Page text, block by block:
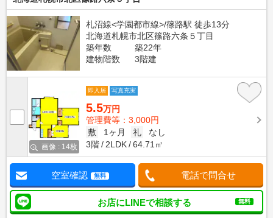
札沼線<学園都市線>/篠路駅 徒歩13分
北海道札幌市北区篠路六条５丁目
築年数
築22年
建物階数
3階建
画像 : 14枚
即入居 写真充実
5.5万円
管理費等：3,000円
敷
1ヶ月 礼
なし
3階
2LDK 64.71㎡
空室確認 無料 電話で問合せ
お店にLINEで相談する 無料